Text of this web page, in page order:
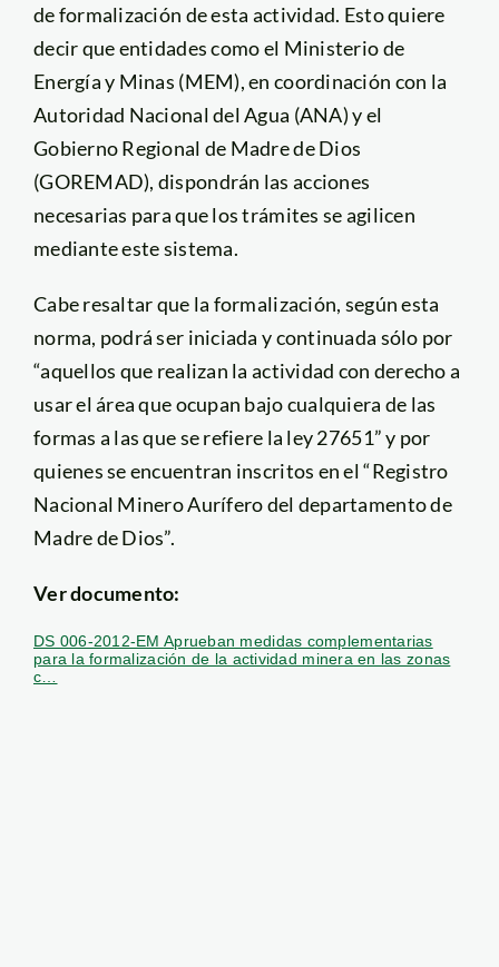
de formalización de esta actividad. Esto quiere
decir que entidades como el Ministerio de
Energía y Minas (MEM), en coordinación con la
Autoridad Nacional del Agua (ANA) y el
Gobierno Regional de Madre de Dios
(GOREMAD), dispondrán las acciones
necesarias para que los trámites se agilicen
mediante este sistema.
Cabe resaltar que la formalización, según esta
norma, podrá ser iniciada y continuada sólo por
“aquellos que realizan la actividad con derecho a
usar el área que ocupan bajo cualquiera de las
formas a las que se refiere la ley 27651” y por
quienes se encuentran inscritos en el “Registro
Nacional Minero Aurífero del departamento de
Madre de Dios”.
Ver documento:
DS 006-2012-EM Aprueban medidas complementarias
para la formalización de la actividad minera en las zonas
c…